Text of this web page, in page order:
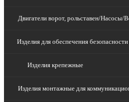
Двигатели ворот, рольставен/Насосы/
Изделия для обеспечения
Изделия крепежные
Изделия монтажные для